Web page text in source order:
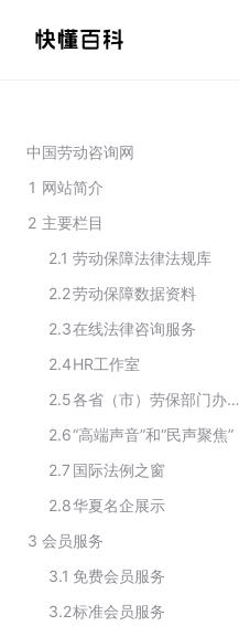
中国劳动咨询网
1 网站简介
2 主要栏目
2.1 劳动保障法律法规库
2.2劳动保障数据资料
2.3在线法律咨询服务
2.4HR工作室
2.5
各省（市）劳保部门办事指南
2.6“高端声音”和“民声聚焦”
2.7 国际法例之窗
2.8华夏名企展示
3 会员服务
3.1 免费会员服务
3.2标准会员服务